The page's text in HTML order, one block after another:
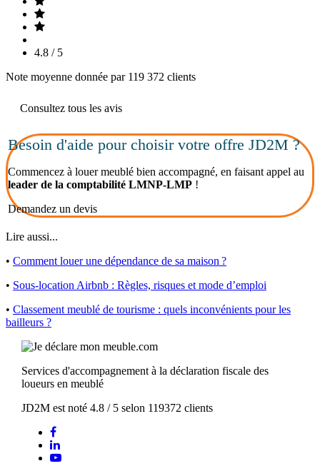
4.8 / 5
Note moyenne donnée par 119 372 clients
Consultez tous les avis
Besoin d'aide pour choisir votre offre JD2M ?
Commencez à louer meublé bien accompagné, en faisant appel au
leader de la comptabilité LMNP-LMP !
Demandez un devis
Lire aussi...
• Comment louer une dépendance de sa maison ?
• Sous-location Airbnb : Règles, risques et mode d’emploi
• Classement meublé de tourisme : quels inconvénients pour les
bailleurs ?
Services d'accompagnement à la déclaration fiscale des
loueurs en meublé
JD2M est noté4.8 / 5 selon 119372 clients